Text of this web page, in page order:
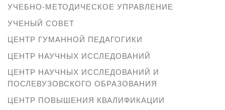
УЧЕБНО-МЕТОДИЧЕСКОЕ УПРАВЛЕНИЕ
УЧЕНЫЙ СОВЕТ
ЦЕНТР ГУМАННОЙ ПЕДАГОГИКИ
ЦЕНТР НАУЧНЫХ ИССЛЕДОВАНИЙ
ЦЕНТР НАУЧНЫХ ИССЛЕДОВАНИЙ И
ПОСЛЕВУЗОВСКОГО ОБРАЗОВАНИЯ
ЦЕНТР ПОВЫШЕНИЯ КВАЛИФИКАЦИИ